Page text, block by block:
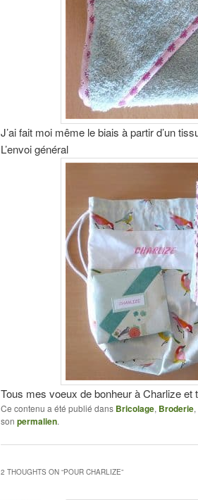
J’ai fait moi même le biais à partir d’un
L’envoi général
Tous mes voeux de bonheur à Charlize
Ce contenu a été publié dans Bricolage, Broderie,
son permalien.
2 THOUGHTS ON “POUR CHARLIZE”